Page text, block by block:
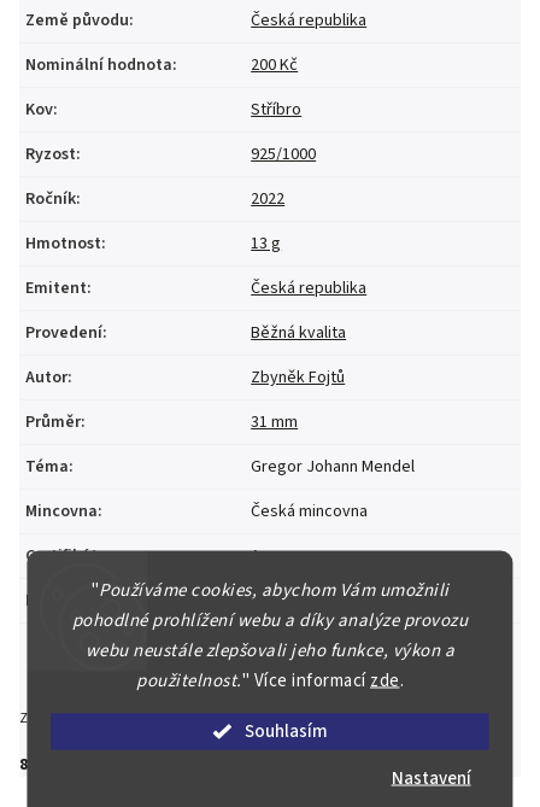
"Používáme cookies, abychom Vám umožnili
pohodlné prohlížení webu a díky analýze provozu
webu neustále zlepšovali jeho funkce, výkon a
použitelnost." Více informacízde.
Souhlasím
Nastavení
800 Kč
Země původu:
Česká republika
Nominální hodnota:
200 Kč
Kov:
Stříbro
Ryzost:
925/1000
Ročník:
2022
Hmotnost:
13 g
Emitent:
Česká republika
Provedení:
Běžná kvalita
Autor:
Zbyněk Fojtů
Průměr:
31 mm
Téma:
Gregor Johann Mendel
Mincovna:
Česká mincovna
Certifikát:
Ano
Kapsle
Ano
Zeptat se Hlídat Sdílet